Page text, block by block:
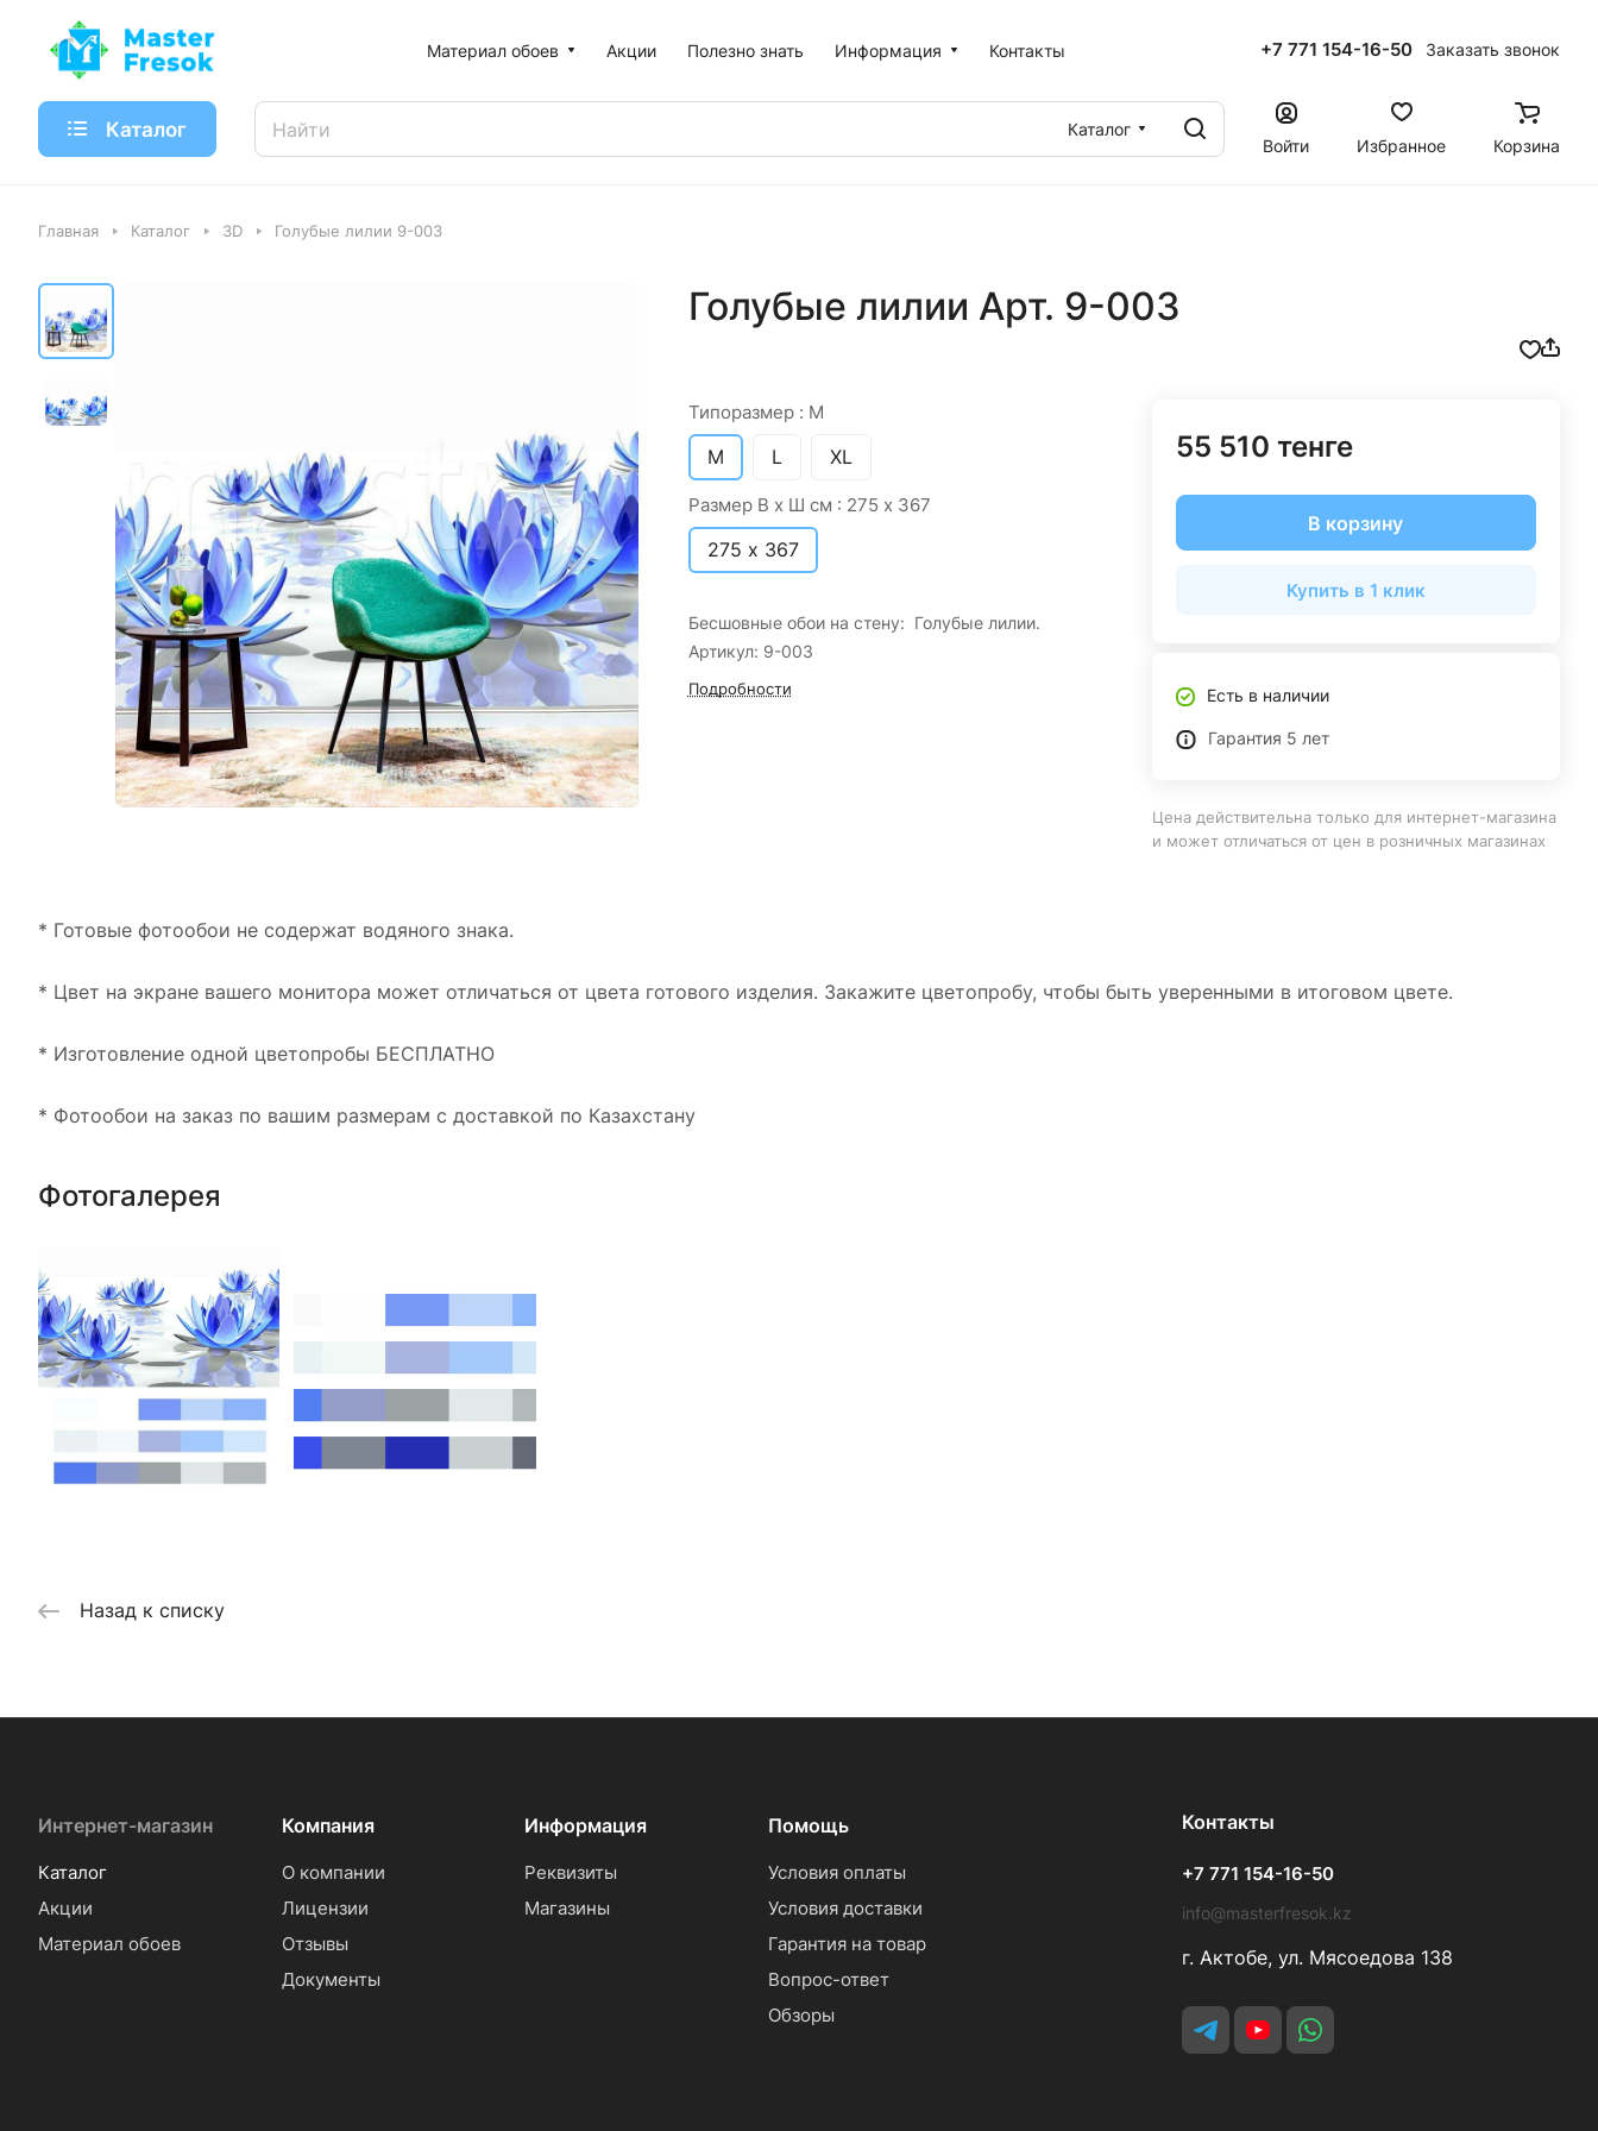
Материал обоев Акции Полезно знать Информация Контакты +7 771 154-16-50 Заказать звонок
Каталог
Каталог
Войти
Избранное Корзина
Главная Каталог 3D Голубые лилии 9-003
Голубые лилии Арт. 9-003
Типоразмер : M
M L XL
Размер В х Ш см : 275 х 367
275 х 367
Бесшовные обои на стену: Голубые лилии.
Артикул: 9-003
Подробности
55 510 тенге
В корзину
Купить в 1 клик
Есть в наличии
Гарантия 5 лет
Цена действительна только для интернет-магазина
и может отличаться от цен в розничных магазинах
* Готовые фотообои не содержат водяного знака.
* Цвет на экране вашего монитора может отличаться от цвета готового изделия. Закажите цветопробу, чтобы быть уверенными в итоговом цвете.
* Изготовление одной цветопробы БЕСПЛАТНО
* Фотообои на заказ по вашим размерам с доставкой по Казахстану
Фотогалерея
Назад к списку
Интернет-магазин
Каталог
Акции
Материал обоев
Компания
О компании
Лицензии
Отзывы
Документы
Информация
Реквизиты
Магазины
Помощь
Условия оплаты
Условия доставки
Гарантия на товар
Вопрос-ответ
Обзоры
Контакты
+7 771 154-16-50
info@masterfresok.kz
г. Актобе, ул. Мясоедова 138